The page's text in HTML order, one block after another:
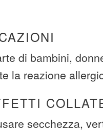
di bambini,
la reazione
secchezza,